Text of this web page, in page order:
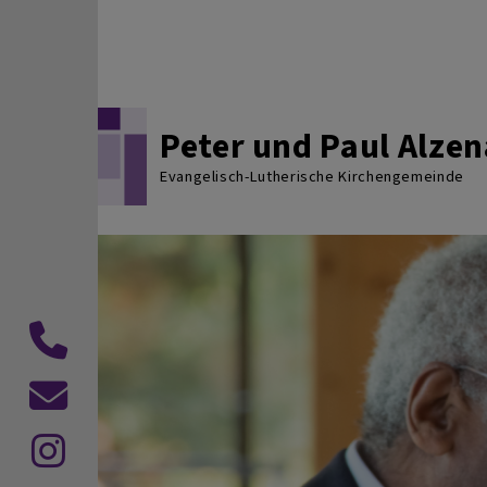
Peter und Paul
Evangelisch-Lutherische Kirchengemeinde
Telefon
E-
Mail
InstagramE-